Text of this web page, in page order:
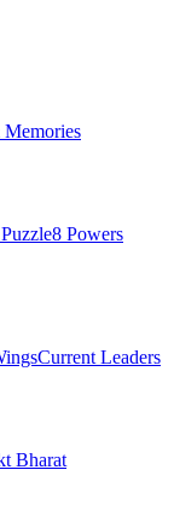
8 Powers
Current Leaders
Bharat